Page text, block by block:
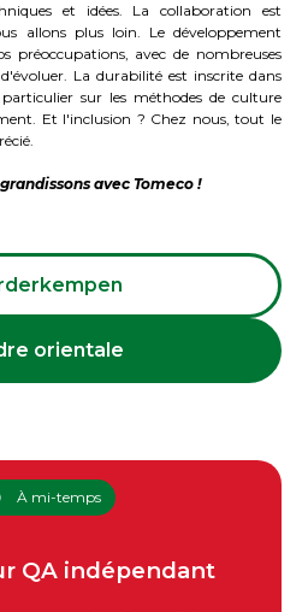
et idées. La collaboration est
allons plus loin. Le développement
préoccupations, avec de nombreuses
La durabilité est inscrite dans
sur les méthodes de culture
Et l'inclusion ? Chez nous, tout le
avec Tomeco !
orientale
À mi-temps
QA indépendant